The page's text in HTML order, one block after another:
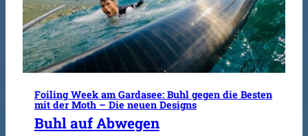
Foiling Week am Gardasee: Buhl gegen die Besten
mit der Moth – Die neuen Designs
Buhl auf Abwegen